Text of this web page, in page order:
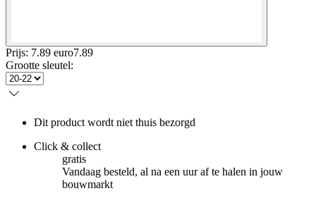
Prijs: 7.89 euro7.89
Grootte sleutel:
Dit product wordt niet thuis bezorgd
Click & collect
gratis
Vandaag besteld, al na een uur af te halen in jouw
bouwmarkt